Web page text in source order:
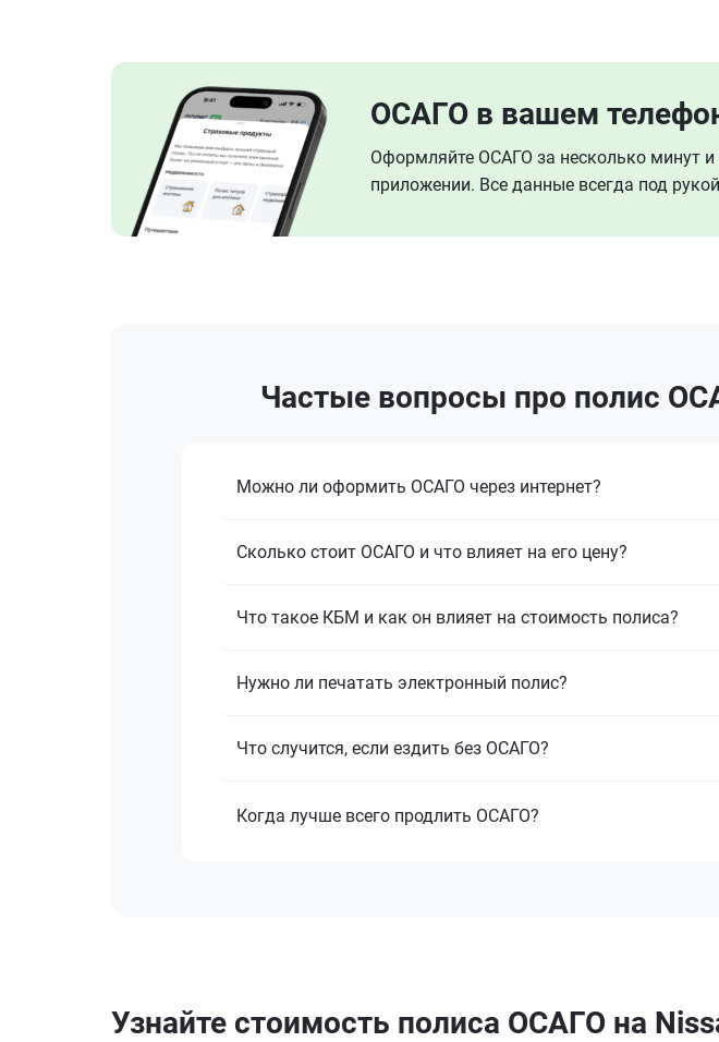
ОСАГО в вашем
Оформляйте ОСАГО за несколько минут и
приложении. Все данные всегда под
Частые вопросы про полис
Можно ли оформить ОСАГО через интернет?
Сколько стоит ОСАГО и что влияет на его цену?
Что такое КБМ и как он влияет на стоимость полиса?
Нужно ли печатать электронный полис?
Что случится, если ездить без ОСАГО?
Когда лучше всего продлить ОСАГО?
Узнайте стоимость полиса ОСАГО на